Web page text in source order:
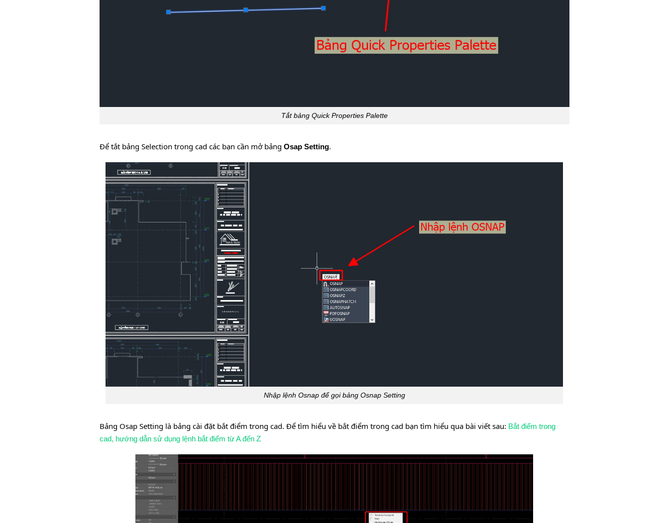
Tắt bảng Quick Properties Palette
Để tắt bảng Selection trong cad các bạn cần mở bảng Osap Setting.
Nhập lệnh Osnap để gọi bảng Osnap Setting
Bảng Osap Setting là bảng cài đặt bắt điểm trong cad. Để tìm hiểu về bắt điểm trong cad bạn tìm hiểu qua bài viết sau: Bắt điểm trong
cad, hướng dẫn sử dụng lệnh bắt điểm từ A đến Z